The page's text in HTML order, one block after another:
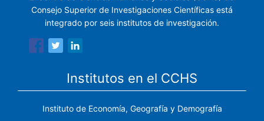
Consejo Superior de Investigaciones Científicas está
integrado por seis institutos de investigación.
Institutos en el CCHS
Instituto de Economía, Geografía y Demografía